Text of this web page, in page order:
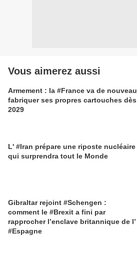
Vous aimerez aussi
Armement : la #France va de nouveau
fabriquer ses propres cartouches dès
2029
L' #Iran prépare une riposte nucléaire
qui surprendra tout le Monde
Gibraltar rejoint #Schengen :
comment le #Brexit a fini par
rapprocher l’enclave britannique de l’
#Espagne